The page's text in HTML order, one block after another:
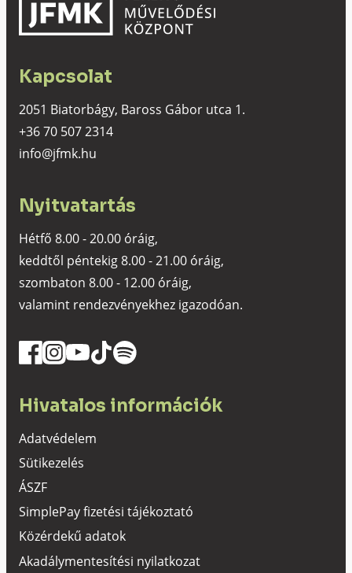
Kapcsolat
2051 Biatorbágy, Baross Gábor utca 1.
+36 70 507 2314
info@jfmk.hu
Nyitvatartás
Hétfő 8.00 - 20.00 óráig,
keddtől péntekig 8.00 - 21.00 óráig,
szombaton 8.00 - 12.00 óráig,
valamint rendezvényekhez igazodóan.
Hivatalos információk
Adatvédelem
Sütikezelés
ÁSZF
SimplePay fizetési tájékoztató
Közérdekű adatok
Akadálymentesítési nyilatkozat